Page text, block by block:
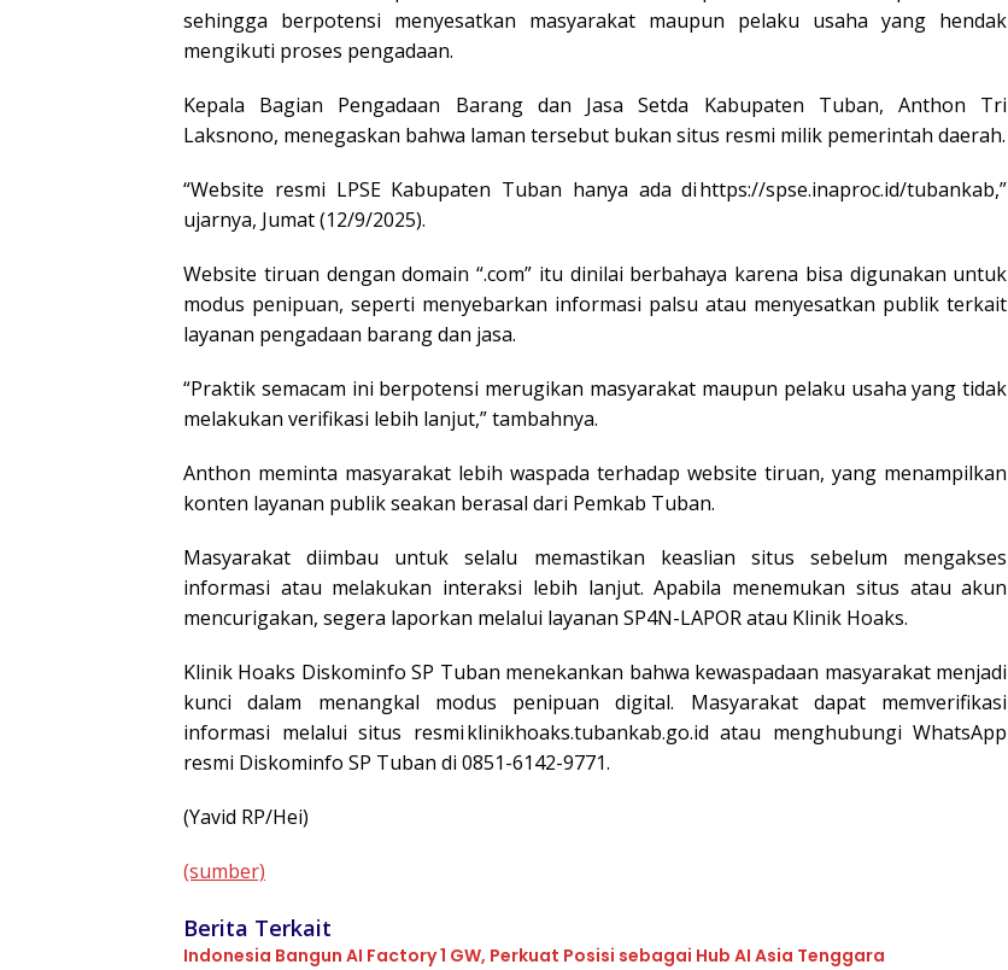
sehingga berpotensi menyesatkan masyarakat maupun pelaku usaha yang hendak
mengikuti proses pengadaan.
Kepala Bagian Pengadaan Barang dan Jasa Setda Kabupaten Tuban, Anthon Tri
Laksnono, menegaskan bahwa laman tersebut bukan situs resmi milik pemerintah daerah.
“Website resmi LPSE Kabupaten Tuban hanya ada dihttps://spse.inaproc.id/tubankab,”
ujarnya, Jumat (12/9/2025).
Website tiruan dengan domain “.com” itu dinilai berbahaya karena bisa digunakan untuk
modus penipuan, seperti menyebarkan informasi palsu atau menyesatkan publik terkait
layanan pengadaan barang dan jasa.
“Praktik semacam ini berpotensi merugikan masyarakat maupun pelaku usaha yang tidak
melakukan verifikasi lebih lanjut,” tambahnya.
Anthon meminta masyarakat lebih waspada terhadap website tiruan, yang menampilkan
konten layanan publik seakan berasal dari Pemkab Tuban.
Masyarakat diimbau untuk selalu memastikan keaslian situs sebelum mengakses
informasi atau melakukan interaksi lebih lanjut. Apabila menemukan situs atau akun
mencurigakan, segera laporkan melalui layanan SP4N-LAPOR atau Klinik Hoaks.
Klinik Hoaks Diskominfo SP Tuban menekankan bahwa kewaspadaan masyarakat menjadi
kunci dalam menangkal modus penipuan digital. Masyarakat dapat memverifikasi
informasi melalui situs resmiklinikhoaks.tubankab.go.id atau menghubungi WhatsApp
resmi Diskominfo SP Tuban di 0851-6142-9771.
(Yavid RP/Hei)
(sumber)
Berita Terkait
Indonesia Bangun AI Factory 1 GW, Perkuat Posisi sebagai Hub AI Asia Tenggara